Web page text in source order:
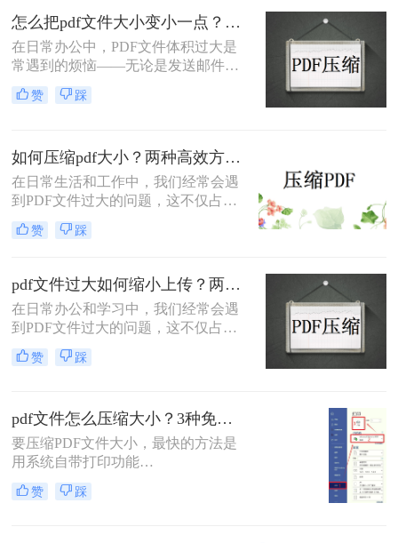
件的方法。
怎么把pdf文件大小变小一点？四种方法对比，一看就懂！
在日常办公中，PDF文件体积过大是
常遇到的烦恼——无论是发送邮件受
限于附件大小，还是上传系统提示文
件超限，都让人头疼。那么，怎么把
解操作步骤，您可根据文件数量、压
缩质量要求和隐私需求快速选择最合
适的方法。
赞 踩
如何压缩pdf大小？两种高效方法详解！
在日常生活和工作中，我们经常会遇
到PDF文件过大的问题，这不仅占用
了大量的存储空间，还降低了文件的
传输效率。因此，掌握几种有效的
何压缩pdf大小呢？本文将介绍两种常
用的PDF压缩方法，以帮助您更好地
压缩PDF文件。
赞 踩
pdf文件过大如何缩小上传？两种缩小并上传的有效方法!
在日常办公和学习中，我们经常会遇
到PDF文件过大的问题，这不仅占用
了大量的存储空间，还影响了文件的
上传速度和分享效率。那么pdf文件过
松解决PDF文件过大的问题。
赞 踩
pdf文件怎么压缩大小？3种免费+1种专业方法全攻略（附决策表）！
要压缩PDF文件大小，最快的方法是
用系统自带打印功能
（Windows/macOS均支持）或在线免
费工具（如PDFmao、转转大师）直
赞 踩